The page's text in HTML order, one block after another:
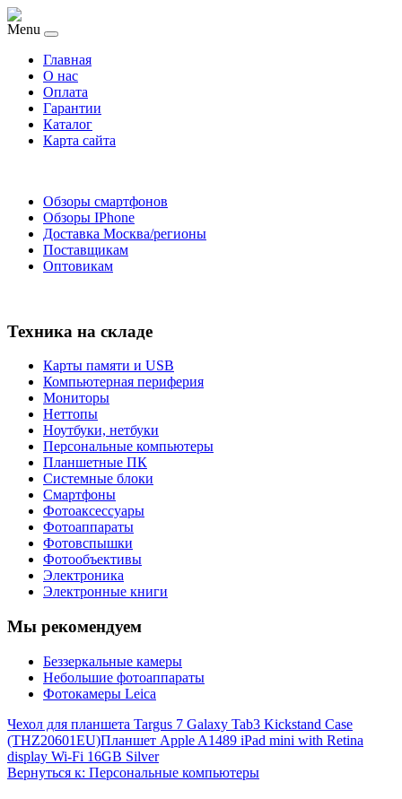
Menu
Главная
O нас
Оплата
Гарантии
Каталог
Карта сайта
Обзоры смартфонов
Обзоры IPhone
Доставка Москва/регионы
Поставщикам
Оптовикам
Техника на складе
Карты памяти и USB
Компьютерная периферия
Мониторы
Неттопы
Ноутбуки, нетбуки
Персональные компьютеры
Планшетные ПК
Системные блоки
Смартфоны
Фотоаксессуары
Фотоаппараты
Фотовспышки
Фотообъективы
Электроника
Электронные книги
Мы рекомендуем
Беззеркальные камеры
Небольшие фотоаппараты
Фотокамеры Leica
Чехол для планшета Targus 7 Galaxy Tab3 Kickstand Case
(THZ20601EU)Планшет Apple A1489 iPad mini with Retina
display Wi-Fi 16GB Silver
Вернуться к: Персональные компьютеры